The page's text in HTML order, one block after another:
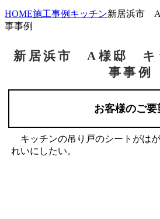
HOME施工事例 キッチン新居浜市
事事例
新居浜市 A様邸 キ
事事例
お客様のご要
キッチンの吊り戸のシートがは
れいにしたい。